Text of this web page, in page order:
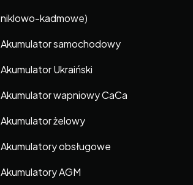
niklowo-kadmowe)
Akumulator samochodowy
Akumulator Ukraiński
Akumulator wapniowy CaCa
Akumulator żelowy
Akumulatory obsługowe
Akumulatory AGM